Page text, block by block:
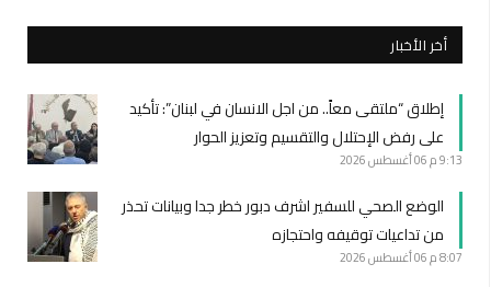
أخر الأخبار
إطلاق “ملتقى معاً.. من اجل الانسان في لبنان”: تأكيد
على رفض الإحتلال والتقسيم وتعزيز الحوار
9:13 م 06 أغسطس 2026
الوضع الصحي للسفير اشرف دبور خطر جدا وبيانات تحذر
من تداعيات توقيفه واحتجازه
8:07 م 06 أغسطس 2026